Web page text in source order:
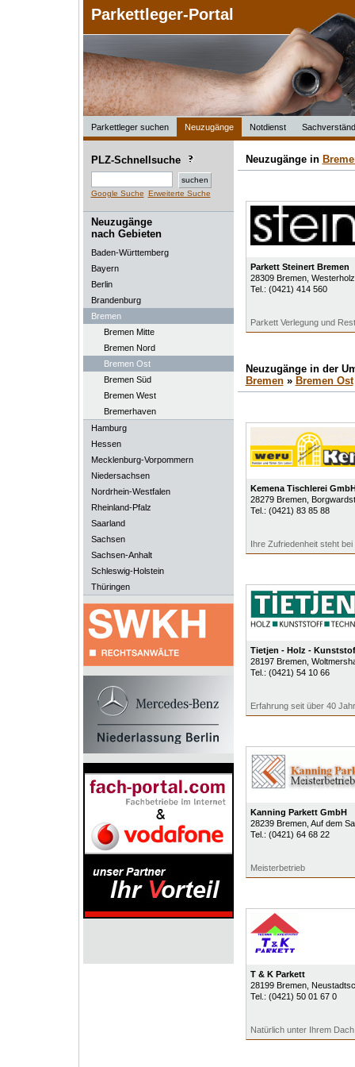
Parkettleger-Portal
Parkettleger suchen Neuzugänge Notdienst
PLZ-Schnellsuche
Google Suche Erweiterte Suche
Neuzugänge
nach Gebieten
Baden-Württemberg
Bayern
Berlin
Brandenburg
Bremen
Bremen Mitte
Bremen Nord
Bremen Ost
Bremen Süd
Bremen West
Bremerhaven
Hamburg
Hessen
Mecklenburg-Vorpommern
Niedersachsen
Nordrhein-Westfalen
Rheinland-Pfalz
Saarland
Sachsen
Sachsen-Anhalt
Schleswig-Holstein
Thüringen
Neuzugänge in
Parkett Steinert Bremen
28309 Bremen,
Tel.: (0421) 414 560
Parkett Verlegung und
Neuzugänge in der
Bremen» Bremen Ost
Kemena Tischlerei
28279 Bremen,
Tel.: (0421) 83 85 88
Ihre Zufriedenheit steht
Tietjen - Holz -
28197 Bremen,
Tel.: (0421) 54 10 66
Erfahrung seit über 40
Kanning Parkett GmbH
28239 Bremen, Auf dem
Tel.: (0421) 64 68 22
Meisterbetrieb
T & K Parkett
28199 Bremen,
Tel.: (0421) 50 01 67 0
Natürlich unter Ihrem Dach